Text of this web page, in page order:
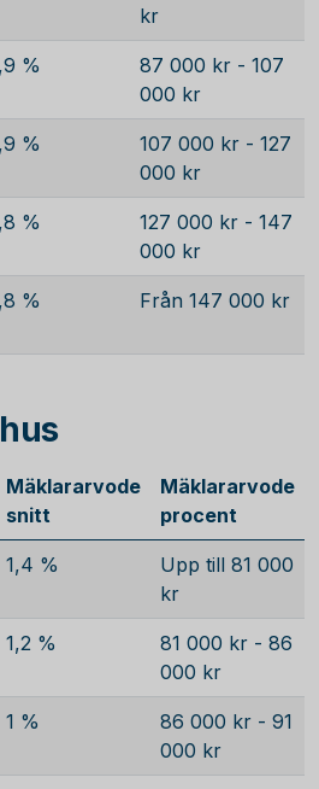
kr
%
87 000 kr - 107
000 kr
%
107 000 kr - 127
000 kr
%
127 000 kr - 147
000 kr
% Från 147 000 kr
Mäklararvode
snitt
Mäklararvode
procent
1,4 %
Upp till 81 000
kr
1,2 %
81 000 kr - 86
000 kr
1 %
86 000 kr - 91
000 kr